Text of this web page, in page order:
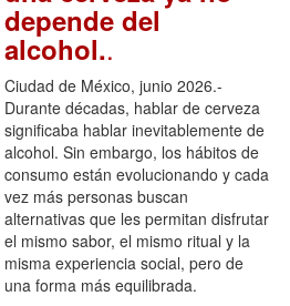
depende del
alcohol..
Ciudad de México, junio 2026.-
Durante décadas, hablar de cerveza
significaba hablar inevitablemente de
alcohol. Sin embargo, los hábitos de
consumo están evolucionando y cada
vez más personas buscan
alternativas que les permitan disfrutar
el mismo sabor, el mismo ritual y la
misma experiencia social, pero de
una forma más equilibrada.